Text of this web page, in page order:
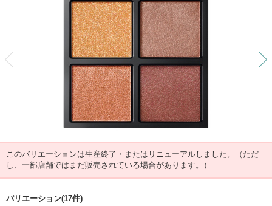
このバリエーションは生産終了・またはリニューアルしました。（ただ
し、一部店舗ではまだ販売されている場合があります。）
バリエーション(17件)